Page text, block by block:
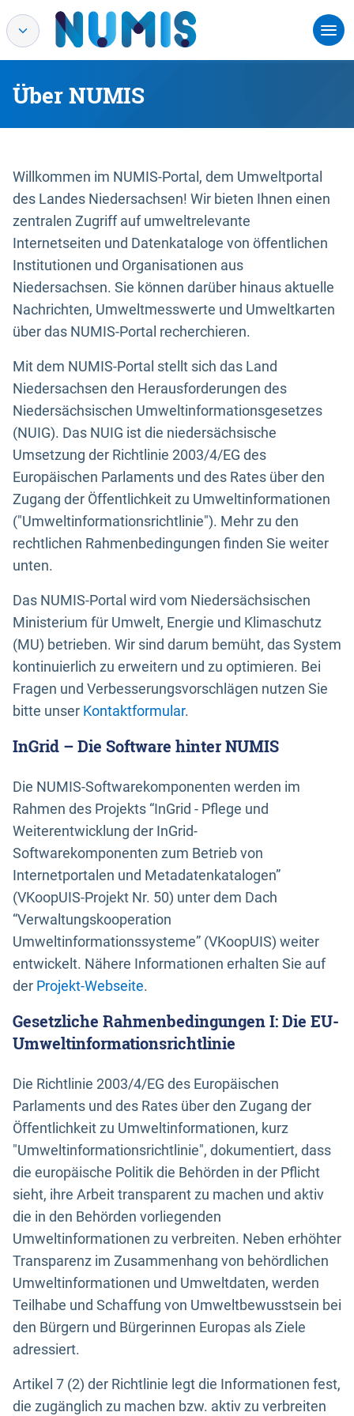
Über NUMIS
Willkommen im NUMIS-Portal, dem Umweltportal
des Landes Niedersachsen! Wir bieten Ihnen einen
zentralen Zugriff auf umweltrelevante
Internetseiten und Datenkataloge von öffentlichen
Institutionen und Organisationen aus
Niedersachsen. Sie können darüber hinaus aktuelle
Nachrichten, Umweltmesswerte und Umweltkarten
über das NUMIS-Portal recherchieren.
Mit dem NUMIS-Portal stellt sich das Land
Niedersachsen den Herausforderungen des
Niedersächsischen Umweltinformationsgesetzes
(NUIG). Das NUIG ist die niedersächsische
Umsetzung der Richtlinie 2003/4/EG des
Europäischen Parlaments und des Rates über den
Zugang der Öffentlichkeit zu Umweltinformationen
("Umweltinformationsrichtlinie"). Mehr zu den
rechtlichen Rahmenbedingungen finden Sie weiter
unten.
Das NUMIS-Portal wird vom Niedersächsischen
Ministerium für Umwelt, Energie und Klimaschutz
(MU) betrieben. Wir sind darum bemüht, das System
kontinuierlich zu erweitern und zu optimieren. Bei
Fragen und Verbesserungsvorschlägen nutzen Sie
bitte unser Kontaktformular.
InGrid – Die Software hinter NUMIS
Die NUMIS-Softwarekomponenten werden im
Rahmen des Projekts “InGrid - Pflege und
Weiterentwicklung der InGrid-
Softwarekomponenten zum Betrieb von
Internetportalen und Metadatenkatalogen”
(VKoopUIS-Projekt Nr. 50) unter dem Dach
“Verwaltungskooperation
Umweltinformationssysteme” (VKoopUIS) weiter
entwickelt. Nähere Informationen erhalten Sie auf
der Projekt-Webseite.
Gesetzliche Rahmenbedingungen I: Die EU-
Umweltinformationsrichtlinie
Die Richtlinie 2003/4/EG des Europäischen
Parlaments und des Rates über den Zugang der
Öffentlichkeit zu Umweltinformationen, kurz
"Umweltinformationsrichtlinie", dokumentiert, dass
die europäische Politik die Behörden in der Pflicht
sieht, ihre Arbeit transparent zu machen und aktiv
die in den Behörden vorliegenden
Umweltinformationen zu verbreiten. Neben erhöhter
Transparenz im Zusammenhang von behördlichen
Umweltinformationen und Umweltdaten, werden
Teilhabe und Schaffung von Umweltbewusstsein bei
den Bürgern und Bürgerinnen Europas als Ziele
adressiert.
Artikel 7 (2) der Richtlinie legt die Informationen fest,
die zugänglich zu machen bzw. aktiv zu verbreiten